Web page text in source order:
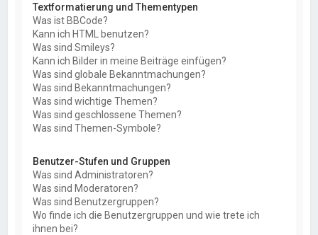
Textformatierung und Thementypen
Was ist BBCode?
Kann ich HTML benutzen?
Was sind Smileys?
Kann ich Bilder in meine Beiträge einfügen?
Was sind globale Bekanntmachungen?
Was sind Bekanntmachungen?
Was sind wichtige Themen?
Was sind geschlossene Themen?
Was sind Themen-Symbole?
Benutzer-Stufen und Gruppen
Was sind Administratoren?
Was sind Moderatoren?
Was sind Benutzergruppen?
Wo finde ich die Benutzergruppen und wie trete ich
ihnen bei?